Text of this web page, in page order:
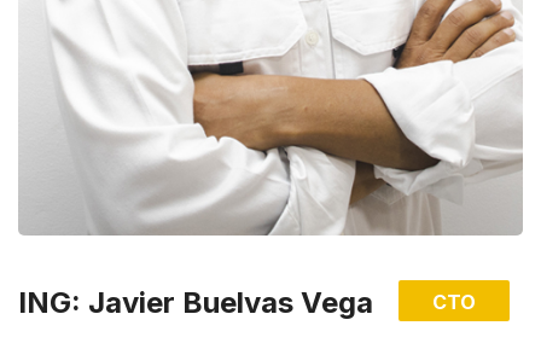
ING: Javier Buelvas Vega CTO